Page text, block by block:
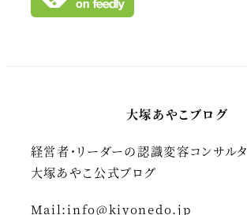
大塚あやこブログ
経営者・リーダーの認識変容コンサルタ
大塚あやこ公式ブログ
Mail:info@kiyonedo.jp